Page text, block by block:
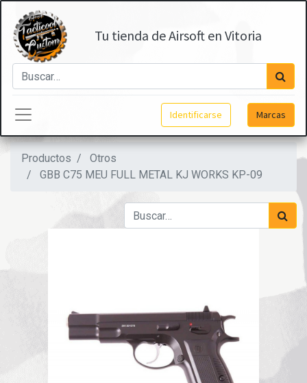
Tu tienda de Airsoft en Vitoria
Identificarse Marcas
Productos
Otros
GBB C75 MEU FULL METAL KJ WORKS KP-09